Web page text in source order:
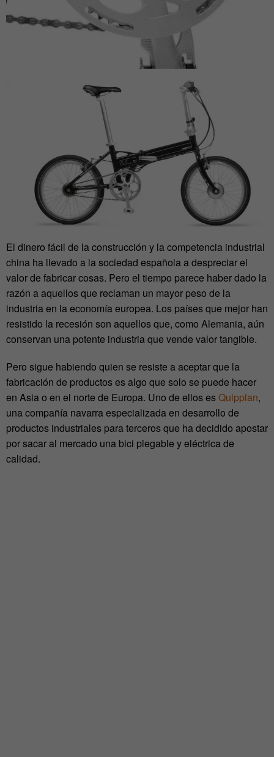
El dinero fácil de la construcción y la competencia industrial
china ha llevado a la sociedad española a despreciar el
valor de fabricar cosas. Pero el tiempo parece haber dado la
razón a aquellos que reclaman un mayor peso de la
industria en la economía europea. Los países que mejor han
resistido la recesión son aquellos que, como Alemania, aún
conservan una potente industria que vende valor tangible.
Pero sigue habiendo quien se resiste a aceptar que la
fabricación de productos es algo que solo se puede hacer
en Asia o en el norte de Europa. Uno de ellos esQuipplan,
una compañía navarra especializada en desarrollo de
productos industriales para terceros que ha decidido apostar
por sacar al mercado una bici plegable y eléctrica de
calidad.